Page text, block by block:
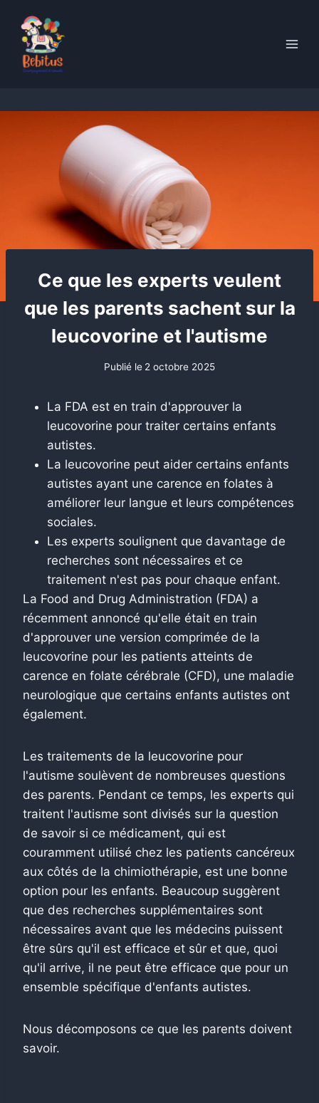
content
Ce que les experts veulent
que les parents sachent sur la
leucovorine et l'autisme
Publié le 2 octobre 2025
La FDA est en train d'approuver la
leucovorine pour traiter certains enfants
autistes.
La leucovorine peut aider certains enfants
autistes ayant une carence en folates à
améliorer leur langue et leurs compétences
sociales.
Les experts soulignent que davantage de
recherches sont nécessaires et ce
traitement n'est pas pour chaque enfant.
La Food and Drug Administration (FDA) a
récemment annoncé qu'elle était en train
d'approuver une version comprimée de la
leucovorine pour les patients atteints de
carence en folate cérébrale (CFD), une maladie
neurologique que certains enfants autistes ont
également.
Les traitements de la leucovorine pour
l'autisme soulèvent de nombreuses questions
des parents. Pendant ce temps, les experts qui
traitent l'autisme sont divisés sur la question
de savoir si ce médicament, qui est
couramment utilisé chez les patients cancéreux
aux côtés de la chimiothérapie, est une bonne
option pour les enfants. Beaucoup suggèrent
que des recherches supplémentaires sont
nécessaires avant que les médecins puissent
être sûrs qu'il est efficace et sûr et que, quoi
qu'il arrive, il ne peut être efficace que pour un
ensemble spécifique d'enfants autistes.
Nous décomposons ce que les parents doivent
savoir.